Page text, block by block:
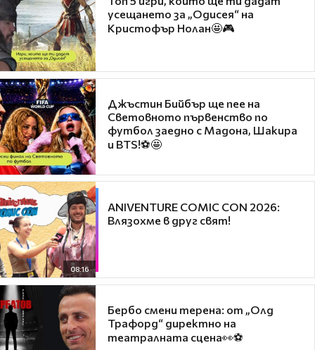
усещането за „Одисея“ на
Кристофър Нолан🤩🎮
Джъстин Бийбър ще пее на
Световното първенство по
футбол заедно с Мадона, Шакира
и BTS!⚽🤩
08:16
ANIVENTURE COMIC CON 2026:
Влязохме в друг свят!
Бербо смени терена: от „Олд
Трафорд“ директно на
театралната сцена👀⚽